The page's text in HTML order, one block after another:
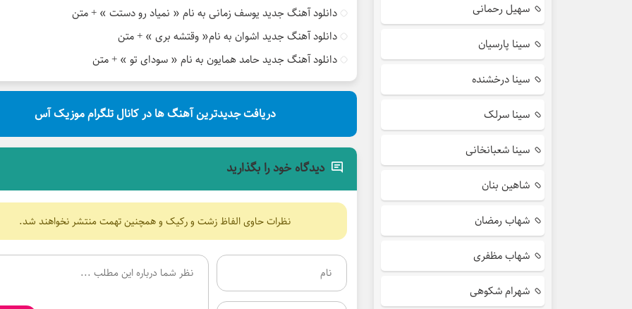
دانلود آهنگ جدید یوسف زمانی به نام « نمیاد رو دستت » + متن
دانلود آهنگ جدید اشوان به نام« وقتشه بری » + متن
دانلود آهنگ جدید حامد همایون به نام « سودای تو » + متن
دریافت جدیدترین آهنگ ها در کانال تلگرام موزیک آس
دیدگاه خود را بگذارید
نظرات حاوی الفاظ زشت و رکیک و همچنین تهمت منتشر نخواهند شد.
سهیل رحمانی
سینا پارسیان
سینا درخشنده
سینا سرلک
سینا شعبانخانی
شاهین بنان
شهاب رمضان
شهاب مظفری
شهرام شکوهی